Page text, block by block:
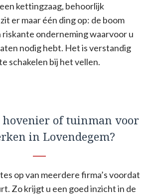
kettingzaag, behoorlijk
er maar één ding op: de boom
riskante onderneming waarvoor u
nodig hebt. Het is verstandig
schakelen bij het vellen.
hovenier of tuinman voor
in Lovendegem?
op van meerdere firma’s voordat
Zo krijgt u een goed inzicht in de